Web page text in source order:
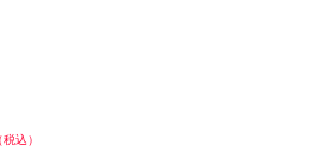
税込）